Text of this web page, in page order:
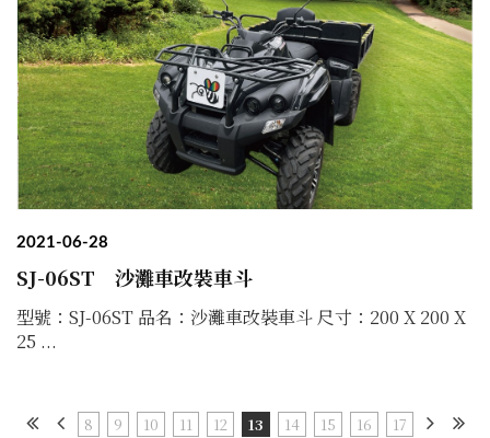
2021-06-28
SJ-06ST 沙灘車改裝車斗
型號：SJ-06ST 品名：沙灘車改裝車斗 尺寸：200 X 200 X
25 ...
8 9 10 11 12 13 14 15 16
17